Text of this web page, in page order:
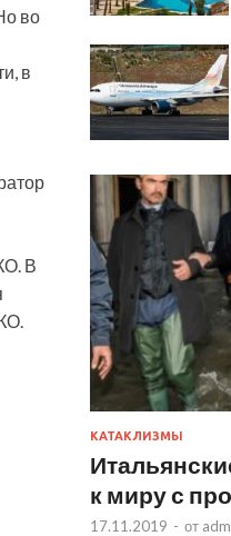
во
в
В
КАТАКЛИЗМЫ
к миру с
17.11.2019 - от